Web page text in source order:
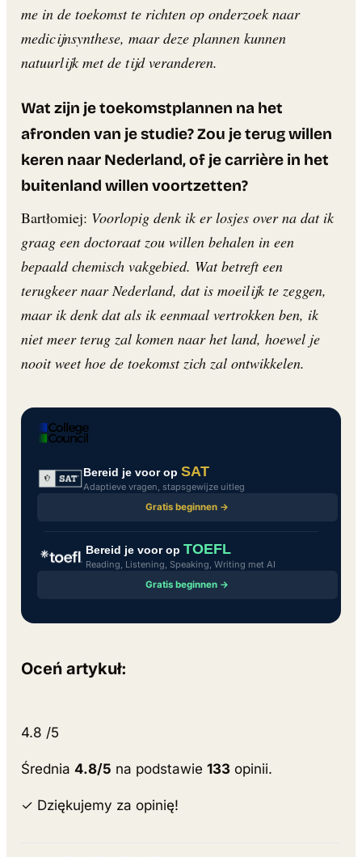
me in de toekomst te richten op onderzoek naar
medicijnsynthese, maar deze plannen kunnen
natuurlijk met de tijd veranderen.
Wat zijn je toekomstplannen na het
afronden van je studie? Zou je terug willen
keren naar Nederland, of je carrière in het
buitenland willen voortzetten?
Bartłomiej: Voorlopig denk ik er losjes over na dat ik
graag een doctoraat zou willen behalen in een
bepaald chemisch vakgebied. Wat betreft een
terugkeer naar Nederland, dat is moeilijk te zeggen,
maar ik denk dat als ik eenmaal vertrokken ben, ik
niet meer terug zal komen naar het land, hoewel je
nooit weet hoe de toekomst zich zal ontwikkelen.
Bereid je voor op SAT
Adaptieve vragen, stapsgewijze uitleg
Gratis beginnen →
Bereid je voor op TOEFL
Reading, Listening, Speaking, Writing met AI
Gratis beginnen →
Oceń artykuł:
4.8 /5
Średnia 4.8/5 na podstawie 133 opinii.
✓ Dziękujemy za opinię!